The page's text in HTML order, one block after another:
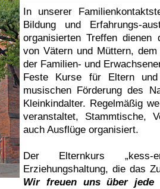
In unserer
Bildung und Erfahrungs-
organisierten Treffen dienen
von Vätern und Müttern,
der Familien- und
Feste Kurse für Eltern
musischen Förderung des
Kleinkindalter. Regelmäßig
veranstaltet, Stammtische,
auch Ausflüge organisiert.
Der Elternkurs „kess-
Erziehungshaltung, die das
Wir freuen uns über jede